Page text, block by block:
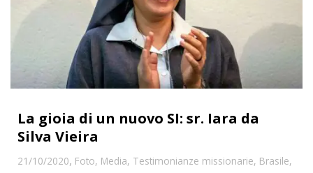
La gioia di un nuovo SI: sr. Iara da
Silva Vieira
21/10/2020, Foto, Media, Testimonianze missionarie, Brasile,